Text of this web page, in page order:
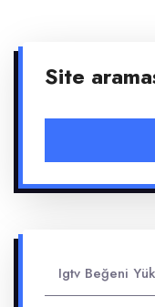
Site
Igtv Beğeni